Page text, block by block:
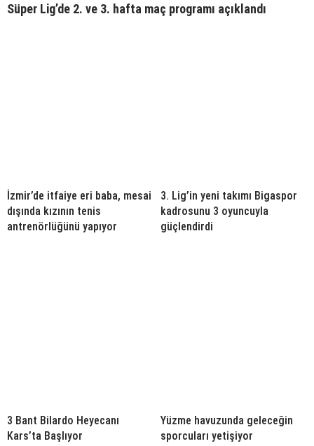
Süper Lig’de 2. ve 3. hafta maç programı açıklandı
İzmir’de itfaiye eri baba, mesai
dışında kızının tenis
antrenörlüğünü yapıyor
3. Lig’in yeni takımı Bigaspor
kadrosunu 3 oyuncuyla
güçlendirdi
3 Bant Bilardo Heyecanı
Kars’ta Başlıyor
Yüzme havuzunda geleceğin
sporcuları yetişiyor